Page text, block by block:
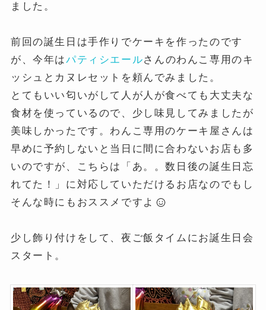
ました。
前回の誕生日は手作りでケーキを作ったのです
が、今年はパティシエールさんのわんこ専用のキ
ッシュとカヌレセットを頼んでみました。
とてもいい匂いがして人が人が食べても大丈夫な
食材を使っているので、少し味見してみましたが
美味しかったです。わんこ専用のケーキ屋さんは
早めに予約しないと当日に間に合わないお店も多
いのですが、こちらは「あ。。数日後の誕生日忘
れてた！」に対応していただけるお店なのでもし
そんな時にもおススメですよ
少し飾り付けをして、夜ご飯タイムにお誕生日会
スタート。